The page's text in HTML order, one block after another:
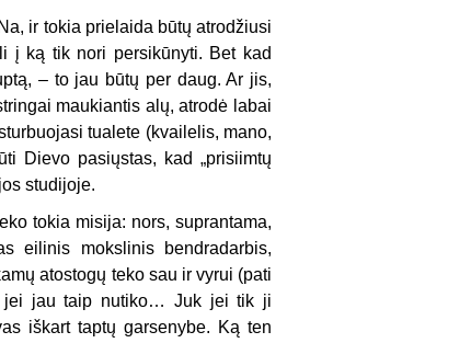
ir tokia prielaida būtų atrodžiusi
į ką tik nori persikūnyti. Bet kad
– to jau būtų per daug. Ar jis,
maukiantis alų, atrodė labai
tualete (kvailelis, mano,
Dievo pasiųstas, kad „prisiimtų
studijoje.
tokia misija: nors, suprantama,
eilinis mokslinis bendradarbis,
atostogų teko sau ir vyrui (pati
jei jau taip nutiko… Juk jei tik ji
iškart taptų garsenybe. Ką ten